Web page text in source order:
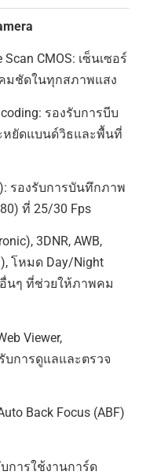
CMOS: เซ็นเซอร์
มชัดในทุกสภาพแสง
รองรับการบีบ
หยัดแบนด์วิธและพื้นที่
รองรับการบันทึกภาพ
ที่ 25/30 Fps
3DNR, AWB,
โหมด Day/Night
อื่นๆ ที่ช่วยให้ภาพคม
Viewer,
บการดูแลและตรวจ
Back Focus (ABF)
บการใช้งานการ์ด